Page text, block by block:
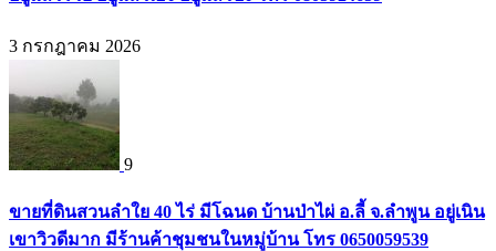
3 กรกฎาคม 2026
9
ขายที่ดินสวนลำใย 40 ไร่ มีโฉนด บ้านป่าไผ่ อ.ลี้ จ.ลำพูน อยู่เนิน
เขาวิวดีมาก มีร้านค้าชุมชนในหมู่บ้าน โทร 0650059539